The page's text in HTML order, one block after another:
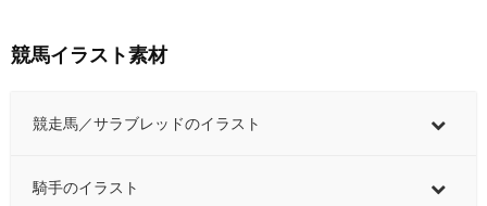
競馬イラスト素材
競走馬／サラブレッドのイラスト
騎手のイラスト